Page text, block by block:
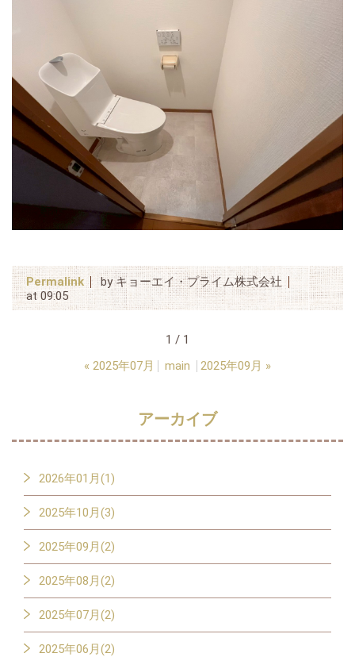
Permalink
by キョーエイ・プライム株式会社
at 09:05
1 / 1
« 2025年07月 main 2025年09月 »
アーカイブ
2026年01月(1)
2025年10月(3)
2025年09月(2)
2025年08月(2)
2025年07月(2)
2025年06月(2)